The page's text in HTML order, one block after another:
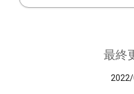
最終